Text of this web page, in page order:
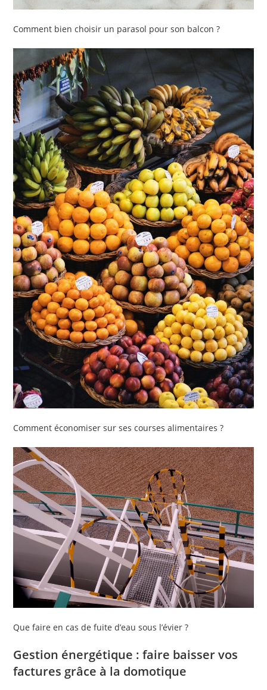
Comment bien choisir un parasol pour son balcon ?
Comment économiser sur ses courses alimentaires ?
Que faire en cas de fuite d’eau sous l’évier ?
Gestion énergétique : faire baisser vos
factures grâce à la domotique